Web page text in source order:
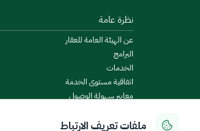
ملفات تعريف الارتباط
نظرة عامة
عن الهيئة العامة للعقار
البرامج
الخدمات
اتفاقية مستوى الخدمة
معايير سهولة الوصول
الروزنامة العقارية